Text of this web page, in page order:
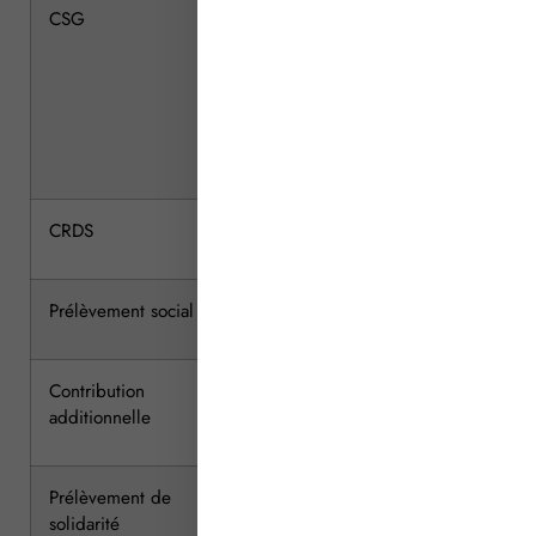
CSG
CRDS
Prélèvement social
Contribution
additionnelle
Prélèvement de
solidarité